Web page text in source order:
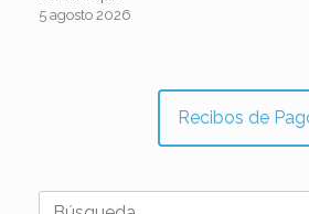
5 agosto 2026
Recibos de
Buscar: